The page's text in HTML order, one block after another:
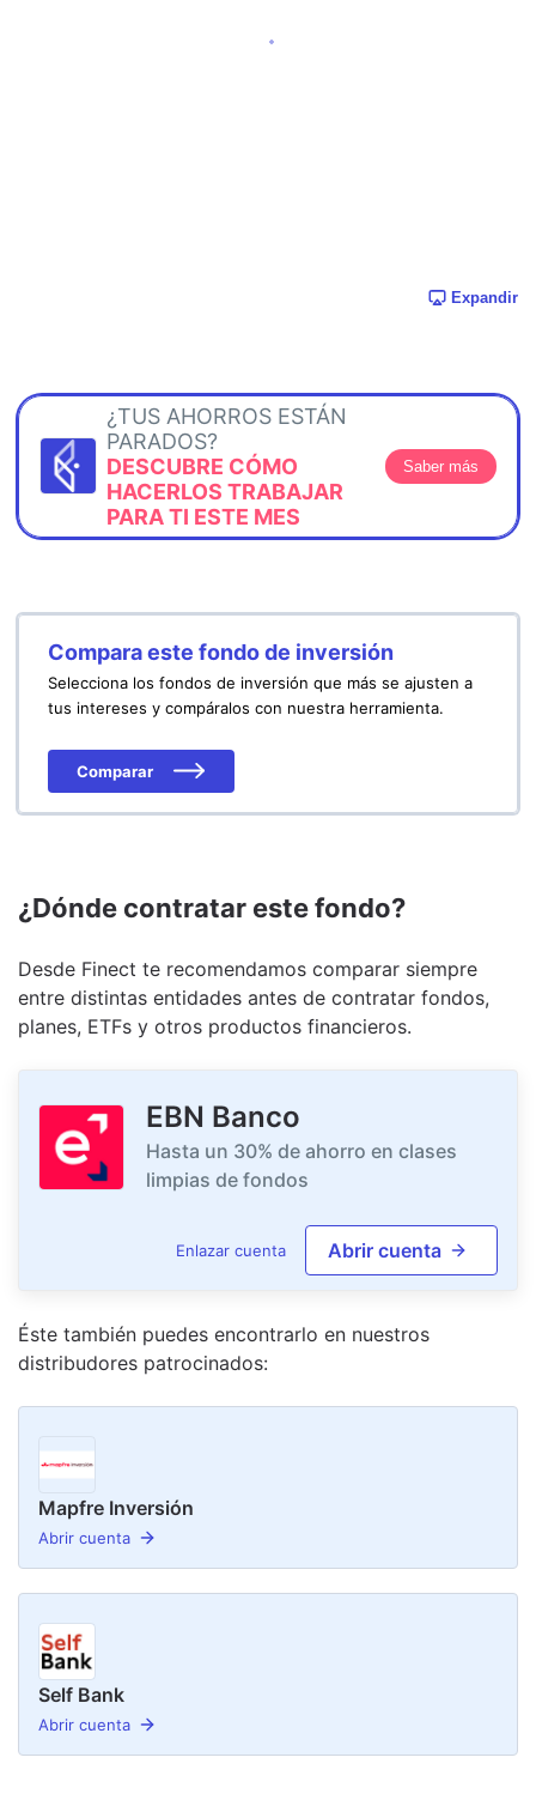
Expandir
¿TUS AHORROS ESTÁN
PARADOS?
DESCUBRE CÓMO
HACERLOS TRABAJAR
PARA TI ESTE MES
Saber más
Compara este fondo de inversión
Selecciona los fondos de inversión que más se ajusten a
tus intereses y compáralos con nuestra herramienta.
Comparar
¿Dónde contratar este fondo?
Desde Finect te recomendamos comparar siempre
entre distintas entidades antes de contratar fondos,
planes, ETFs y otros productos financieros.
EBN Banco
Hasta un 30% de ahorro en clases
limpias de fondos
Enlazar cuenta Abrir cuenta
Éste también puedes encontrarlo en nuestros
distribudores patrocinados:
Mapfre Inversión
Abrir cuenta
Self Bank
Abrir cuenta